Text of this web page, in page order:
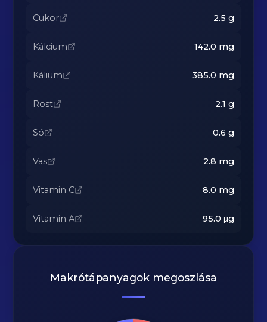
Cukor 2.5 g
Kálcium 142.0 mg
Kálium 385.0 mg
Rost 2.1 g
Só 0.6 g
Vas 2.8 mg
Vitamin C 8.0 mg
Vitamin A 95.0 μg
Makrótápanyagok megoszlása